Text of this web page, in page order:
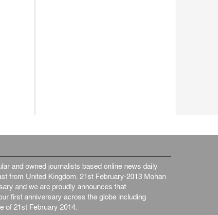
and owned journalists based online news daily
from United Kingdom. 21st February-2013 Mohan
and we are proudly announces that
first anniversary across the globe including
of 21st February 2014.